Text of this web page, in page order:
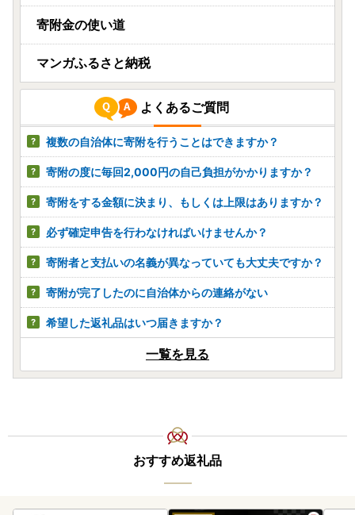
寄附金の使い道
マンガふるさと納税
よくあるご質問
複数の自治体に寄附を行うことはできますか？
寄附の度に毎回2,000円の自己負担がかかりますか？
寄附をする金額に決まり、もしくは上限はありますか？
必ず確定申告を行わなければいけませんか？
寄附者と支払いの名義が異なっていても大丈夫ですか？
寄附が完了したのに自治体からの連絡がない
希望した返礼品はいつ届きますか？
一覧を見る
おすすめ返礼品